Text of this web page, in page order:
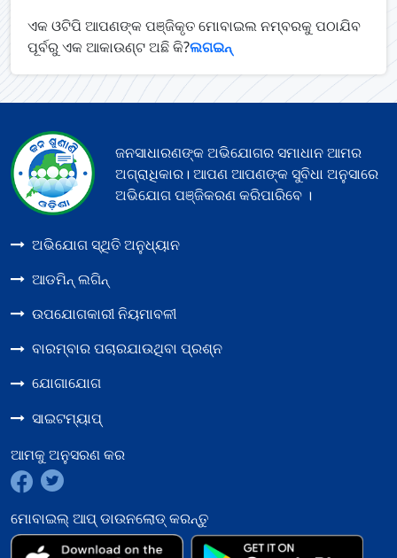
ଏକ ଓଟିପି ଆପଣଙ୍କ ପଞ୍ଜିକୃତ ମୋବାଇଲ ନମ୍ବରକୁ ପଠାଯିବ
ପୂର୍ବରୁ ଏକ ଆକାଉଣ୍ଟ ଅଛି କି?ଲଗଇନ୍
ଜନସାଧାରଣଙ୍କ ଅଭିଯୋଗର ସମାଧାନ ଆମର
ଅଗ୍ରାଧିକାର। ଆପଣ ଆପଣଙ୍କ ସୁବିଧା ଅନୁସାରେ
ଅଭିଯୋଗ ପଞ୍ଜିକରଣ କରିପାରିବେ ।
ଅଭିଯୋଗ ସ୍ଥିତି ଅନୁଧ୍ୟାନ
ଆଡମିନ୍ ଲଗିନ୍
ଉପଯୋଗକାରୀ ନିୟମାବଳୀ
ବାରମ୍ବାର ପଚାରଯାଉଥିବା ପ୍ରଶ୍ନ
ଯୋଗାଯୋଗ
ସାଇଟମ୍ୟାପ୍
ଆମକୁ ଅନୁସରଣ କର
ମୋବାଇଲ୍ ଆପ୍ ଡାଉନଲୋଡ୍ କରନ୍ତୁ